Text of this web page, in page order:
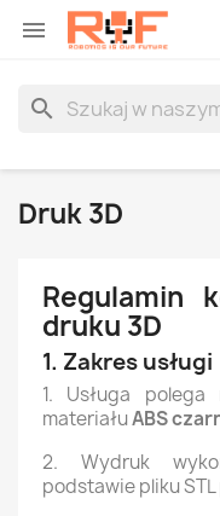

search
Druk 3D
Regulamin
druku 3D
1. Zakres usługi
1. Usługa
materiałuABS
2. Wydruk
podstawie pliku